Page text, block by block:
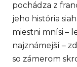
pochádza z
jeho história
miestni mnísi –
najznámejší –
so zámerom